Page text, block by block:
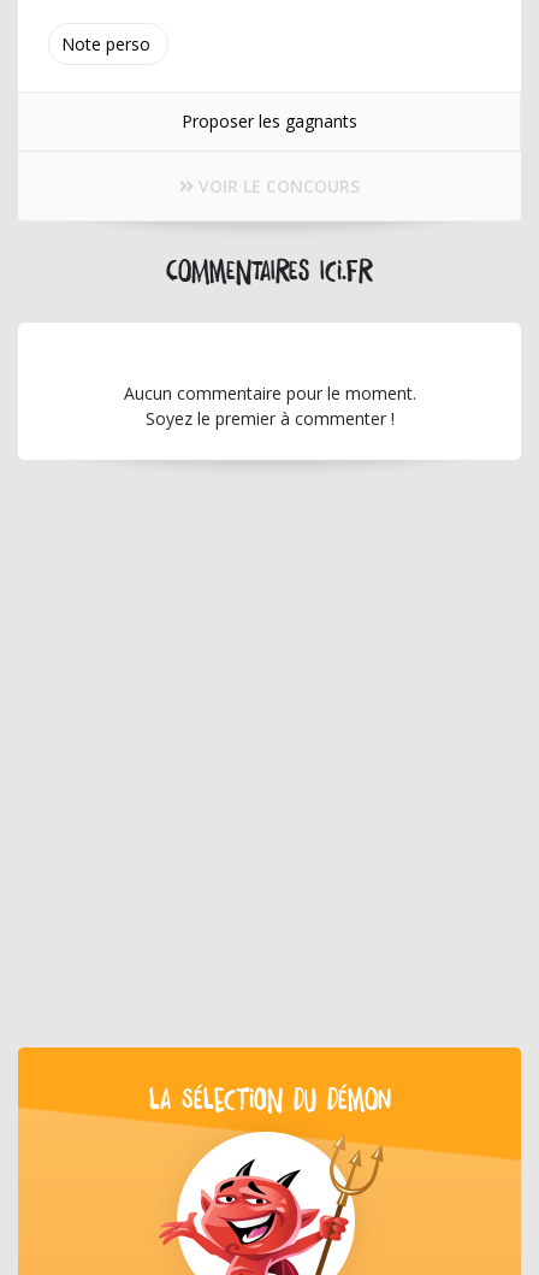
Note perso
Proposer les gagnants
VOIR LE CONCOURS
Commentaires ici.fr
Aucun commentaire pour le moment.
Soyez le premier à commenter !
LA SÉLECTION DU DÉMON